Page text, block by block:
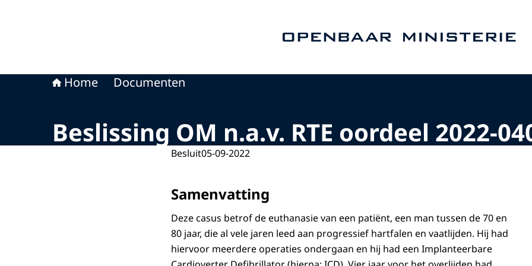
Home Documenten
Beslissing OM n.a.v. RTE oordeel 2022-
Besluit05-09-2022
Samenvatting
Deze casus betrof de euthanasie van een patiënt, een man tussen de 70 en
80 jaar, die al vele jaren leed aan progressief hartfalen en vaatlijden. Hij had
hiervoor meerdere operaties ondergaan en hij had een Implanteerbare